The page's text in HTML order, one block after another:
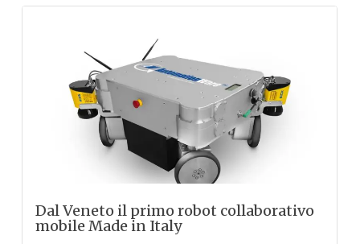
Dal Veneto il primo robot collaborativo
mobile Made in Italy